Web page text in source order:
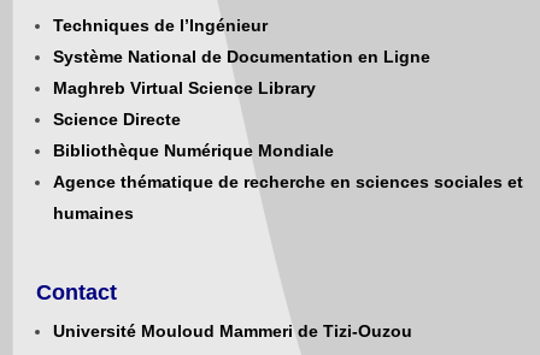
Techniques de l’Ingénieur
Système National de Documentation en Ligne
Maghreb Virtual Science Library
Science Directe
Bibliothèque Numérique Mondiale
Agence thématique de recherche en sciences sociales et
humaines
Contact
Université Mouloud Mammeri de Tizi-Ouzou